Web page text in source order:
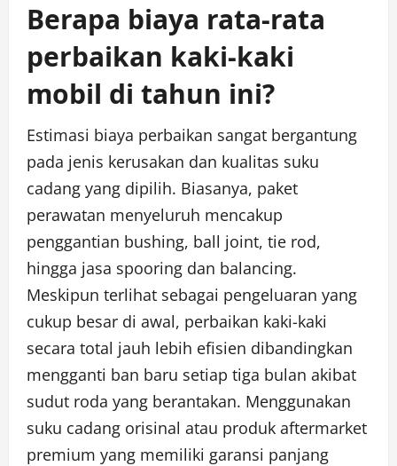
Berapa biaya rata-rata
perbaikan kaki-kaki
mobil di tahun ini?
Estimasi biaya perbaikan sangat bergantung
pada jenis kerusakan dan kualitas suku
cadang yang dipilih. Biasanya, paket
perawatan menyeluruh mencakup
penggantian bushing, ball joint, tie rod,
hingga jasa spooring dan balancing.
Meskipun terlihat sebagai pengeluaran yang
cukup besar di awal, perbaikan kaki-kaki
secara total jauh lebih efisien dibandingkan
mengganti ban baru setiap tiga bulan akibat
sudut roda yang berantakan. Menggunakan
suku cadang orisinal atau produk aftermarket
premium yang memiliki garansi panjang